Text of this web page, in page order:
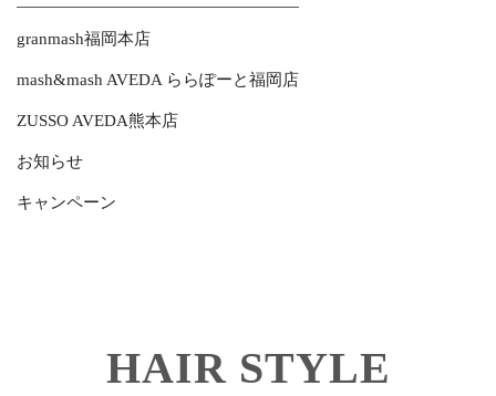
granmash福岡本店
mash&mash AVEDA ららぽーと福岡店
ZUSSO AVEDA熊本店
お知らせ
キャンペーン
HAIR STYLE